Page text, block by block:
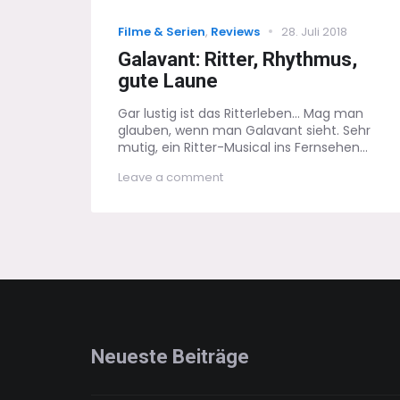
Categories
Filme & Serien, Reviews
Posted
28. Juli 2018
Galavant: Ritter, Rhythmus,
gute Laune
Gar lustig ist das Ritterleben... Mag man
glauben, wenn man Galavant sieht. Sehr
mutig, ein Ritter-Musical ins Fernsehen...
Leave a commenton
Neueste Beiträge